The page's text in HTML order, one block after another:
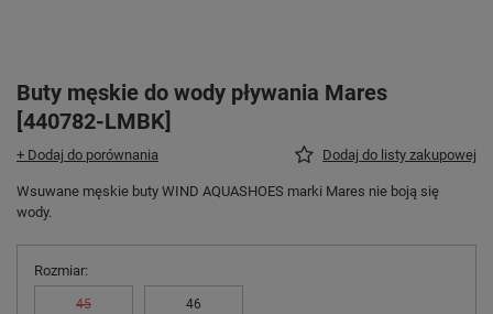
Buty męskie do wody pływania Mares
[440782-LMBK]
+ Dodaj do porównania Dodaj do listy zakupowej
Wsuwane męskie buty WIND AQUASHOES marki Mares nie boją się
wody.
Rozmiar
45 46